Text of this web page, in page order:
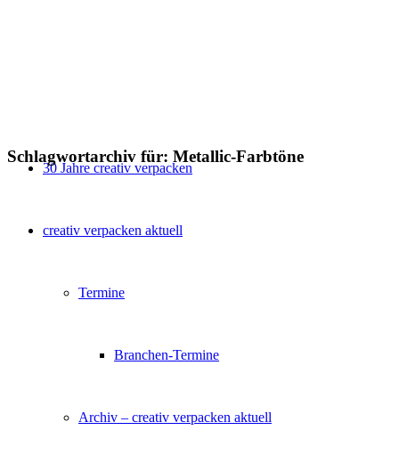
30 Jahre creativ verpacken
creativ verpacken aktuell
Termine
Branchen-Termine
Archiv – creativ verpacken aktuell
Schlagwortarchiv für: Metallic-Farbtöne